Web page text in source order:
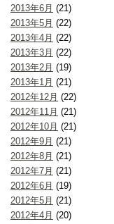
2013年6月 (21)
2013年5月 (22)
2013年4月 (22)
2013年3月 (22)
2013年2月 (19)
2013年1月 (21)
2012年12月 (22)
2012年11月 (21)
2012年10月 (21)
2012年9月 (21)
2012年8月 (21)
2012年7月 (21)
2012年6月 (19)
2012年5月 (21)
2012年4月 (20)